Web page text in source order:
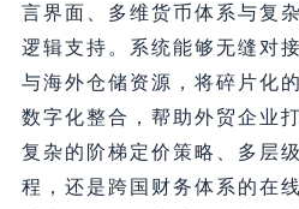
言界面、多维货币体系与复
逻辑支持。系统能够无缝对
与海外仓储资源，将碎片化
数字化整合，帮助外贸企业
复杂的阶梯定价策略、多层
程，还是跨国财务体系的在